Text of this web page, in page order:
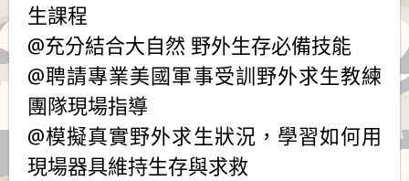
生課程
@充分結合大自然 野外生存必備技能
@聘請專業美國軍事受訓野外求生教練
團隊現場指導
@模擬真實野外求生狀況，學習如何用
現場器具維持生存與求救